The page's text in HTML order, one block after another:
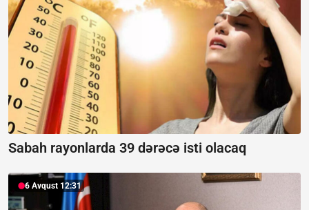
Sabah rayonlarda 39 dərəcə isti olacaq
6 Avqust 12:31